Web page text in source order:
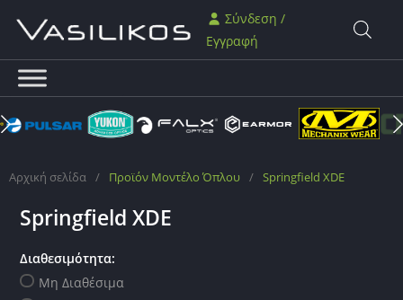
Σύνδεση /
Εγγραφή
Αρχική σελίδα / Προϊόν Μοντέλο Όπλου / Springfield XDE
Springfield XDE
Διαθεσιμότητα:
Μη Διαθέσιμα